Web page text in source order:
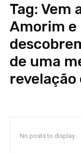
Tag: Vem
Amorim e
de uma
No posts to display